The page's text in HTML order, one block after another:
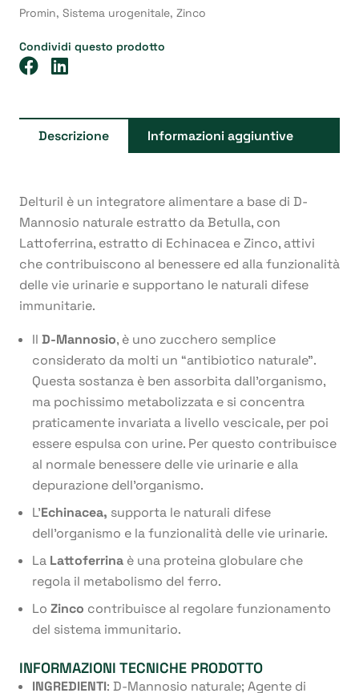
Promin, Sistema urogenitale, Zinco
Condividi questo prodotto
Descrizione Informazioni aggiuntive
Delturil è un integratore alimentare a base di D-
Mannosio naturale estratto da Betulla, con
Lattoferrina, estratto di Echinacea e Zinco, attivi
che contribuiscono al benessere ed alla funzionalità
delle vie urinarie e supportano le naturali difese
immunitarie.
Il D-Mannosio, è uno zucchero semplice
considerato da molti un “antibiotico naturale”.
Questa sostanza è ben assorbita dall’organismo,
ma pochissimo metabolizzata e si concentra
praticamente invariata a livello vescicale, per poi
essere espulsa con urine. Per questo contribuisce
al normale benessere delle vie urinarie e alla
depurazione dell’organismo.
L’Echinacea, supporta le naturali difese
dell’organismo e la funzionalità delle vie urinarie.
La Lattoferrina è una proteina globulare che
regola il metabolismo del ferro.
Lo Zinco contribuisce al regolare funzionamento
del sistema immunitario.
INFORMAZIONI TECNICHE PRODOTTO
INGREDIENTI: D-Mannosio naturale; Agente di